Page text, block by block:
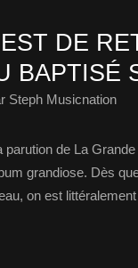
DE
BAPTISÉ
Steph Musicnation
parution de La
grandiose. Dès
on est